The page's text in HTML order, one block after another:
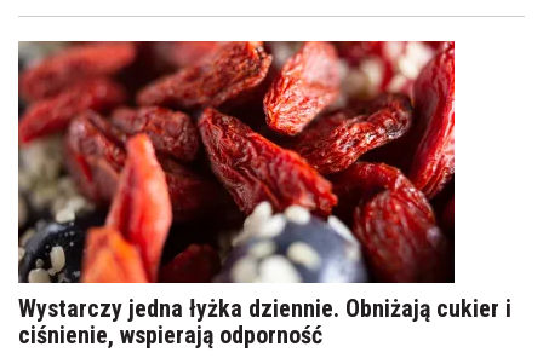
Wystarczy jedna łyżka dziennie. Obniżają cukier i
ciśnienie, wspierają odporność